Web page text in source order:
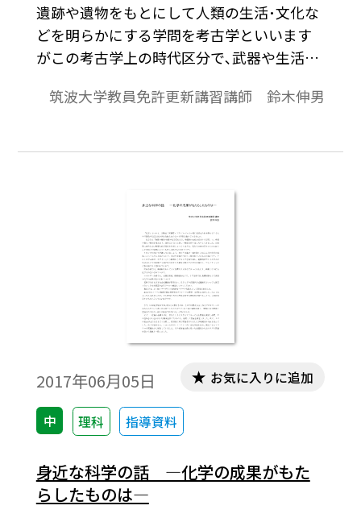
遺跡や遺物をもとにして人類の生活･文化な
どを明らかにする学問を考古学といいます
がこの考古学上の時代区分で､武器や生活用
代に､青銅器時代､鉄器時代などがあります｡
筑波大学教員免許更新講習講師 鈴木伸男
2017年06月05日
中 理科 指導資料
お気に入りに追加
身近な科学の話 ―化学の成果がもた
らしたものは―